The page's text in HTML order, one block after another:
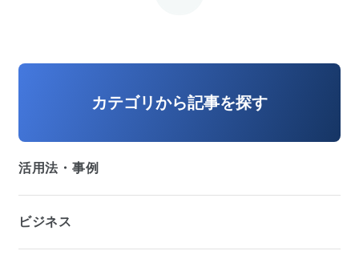
カテゴリから記事を探す
活用法・事例
ビジネス